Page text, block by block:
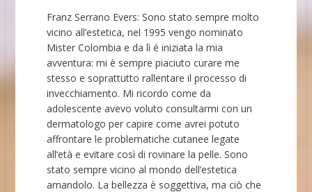
Franz Serrano Evers: Sono stato sempre molto
vicino all’estetica, nel 1995 vengo nominato
Mister Colombia e da lì é iniziata la mia
avventura: mi è sempre piaciuto curare me
stesso e soprattutto rallentare il processo di
invecchiamento. Mi ricordo come da
adolescente avevo voluto consultarmi con un
dermatologo per capire come avrei potuto
affrontare le problematiche cutanee legate
all‘età e evitare così di rovinare la pelle. Sono
stato sempre vicino al mondo dell’estetica
amandolo. La bellezza è soggettiva, ma ciò che